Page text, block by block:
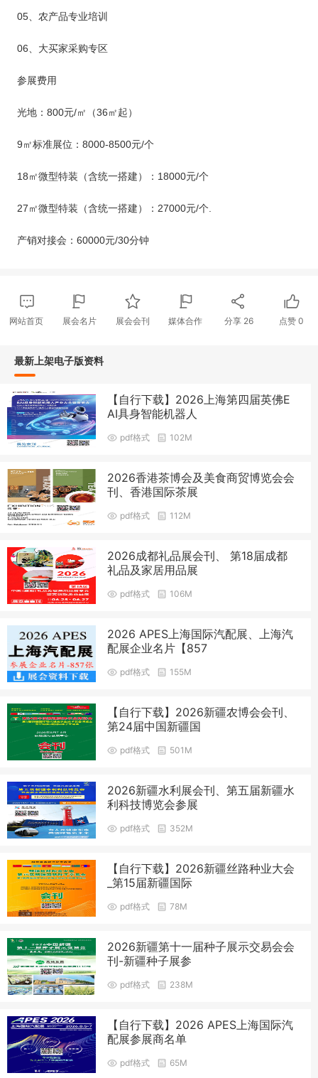
05、农产品专业培训
06、大买家采购专区
参展费用
光地： 800元/㎡（36㎡起）
9㎡标准展位：8000-8500元/个
18㎡微型特装（含统一搭建）：18000元/个
27㎡微型特装（含统一搭建）：27000元/个.
产销对接会： 60000元/30分钟
网站首页 展会名片 展会会刊 媒体合作 分享 26 点赞0
最新上架电子版资料
【自行下载】2026上海第四届英佛E
AI具身智能机器人
pdf格式 102M
2026香港茶博会及美食商贸博览会会
刊、香港国际茶展
pdf格式 112M
2026成都礼品展会刊、 第18届成都
礼品及家居用品展
pdf格式 106M
2026 APES上海国际汽配展、上海汽
配展企业名片【857
pdf格式 155M
【自行下载】2026新疆农博会会刊、
第24届中国新疆国
pdf格式 501M
2026新疆水利展会刊、第五届新疆水
利科技博览会参展
pdf格式 352M
【自行下载】2026新疆丝路种业大会
_第15届新疆国际
pdf格式 78M
2026新疆第十一届种子展示交易会会
刊-新疆种子展参
pdf格式 238M
【自行下载】2026 APES上海国际汽
配展参展商名单
pdf格式 65M